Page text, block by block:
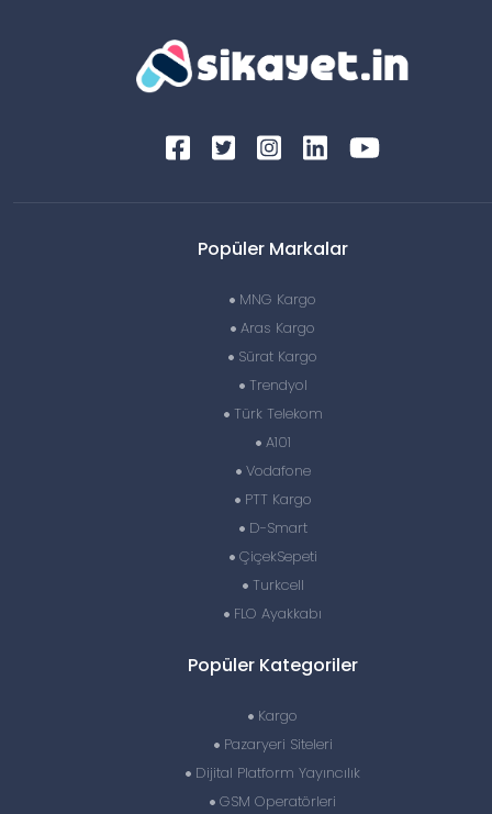
Popüler Markalar
MNG Kargo
Aras Kargo
Sürat Kargo
Trendyol
Türk Telekom
A101
Vodafone
PTT Kargo
D-Smart
ÇiçekSepeti
Turkcell
FLO Ayakkabı
Popüler Kategoriler
Kargo
Pazaryeri Siteleri
Dijital Platform Yayıncılık
GSM Operatörleri